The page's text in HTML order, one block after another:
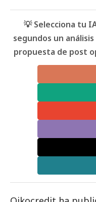
💡 Selecciona tu
segundos un
propuesta de post